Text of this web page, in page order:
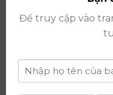
FRÀ ROUGE DOLCÈ (
Vang Ngọt)
530.000₫
Để truy cập vào